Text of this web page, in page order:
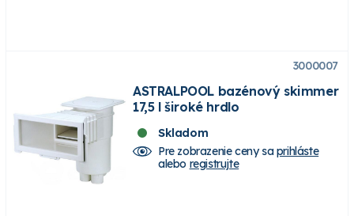
3000007
ASTRALPOOL bazénový skimmer
17,5 l široké hrdlo
Skladom
Pre zobrazenie ceny saprihláste
alebo registrujte